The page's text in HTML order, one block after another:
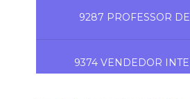
9287 PROFESSOR
9374 VENDEDOR